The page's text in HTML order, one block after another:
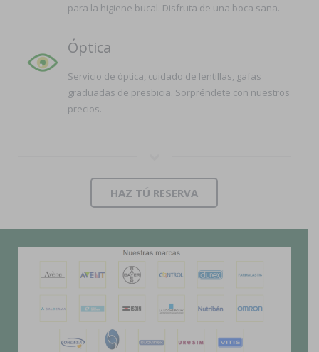
para la higiene bucal. Disfruta de una boca sana.
Óptica
Servicio de óptica, cuidado de lentillas, gafas
graduadas de presbicia. Sorpréndete con nuestros
precios.
HAZ TÚ RESERVA